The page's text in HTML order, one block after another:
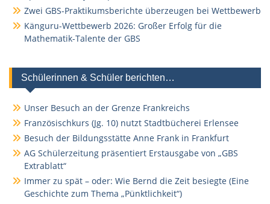
Zwei GBS-Praktikumsberichte überzeugen bei Wettbewerb
Känguru-Wettbewerb 2026: Großer Erfolg für die
Mathematik-Talente der GBS
Schülerinnen & Schüler berichten…
Unser Besuch an der Grenze Frankreichs
Französischkurs (Jg. 10) nutzt Stadtbücherei Erlensee
Besuch der Bildungsstätte Anne Frank in Frankfurt
AG Schülerzeitung präsentiert Erstausgabe von „GBS
Extrablatt“
Immer zu spät – oder: Wie Bernd die Zeit besiegte (Eine
Geschichte zum Thema „Pünktlichkeit“)